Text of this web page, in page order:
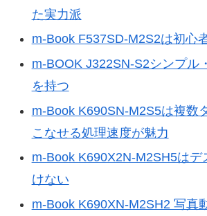
た実力派
m-Book F537SD-M2S2は初心
m-BOOK J322SN-S2シンプル
を持つ
m-Book K690SN-M2S5は複数
こなせる処理速度が魅力
m-Book K690X2N-M2SH5はデ
けない
m-Book K690XN-M2SH2 写真